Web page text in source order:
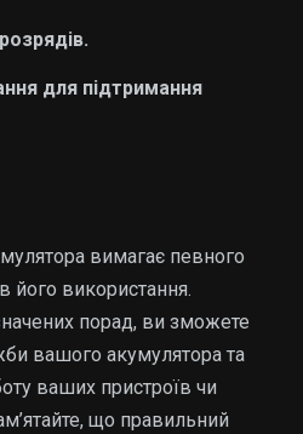
для підтримання
вимагає певного
його використання.
порад, ви зможете
вашого акумулятора та
ваших пристроїв чи
що правильний